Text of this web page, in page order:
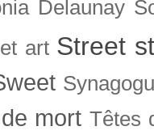
Delaunay
art Street
mort Têtes